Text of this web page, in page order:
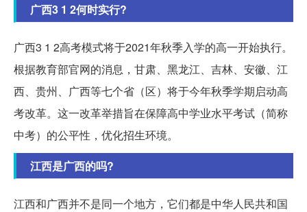
广西3 1 2何时实行?
广西3 1 2高考模式将于2021年秋季入学的高一开始执行。
根据教育部官网的消息，甘肃、黑龙江、吉林、安徽、江
西、贵州、广西等七个省（区）将于今年秋季学期启动高
考改革。这一改革举措旨在保障高中学业水平考试（简称
中考）的公平性，优化招生环境。
江西是广西的吗?
江西和广西并不是同一个地方，它们都是中华人民共和国